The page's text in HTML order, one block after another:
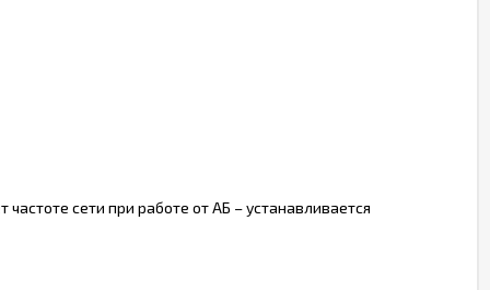
частоте сети при работе от АБ – устанавливается